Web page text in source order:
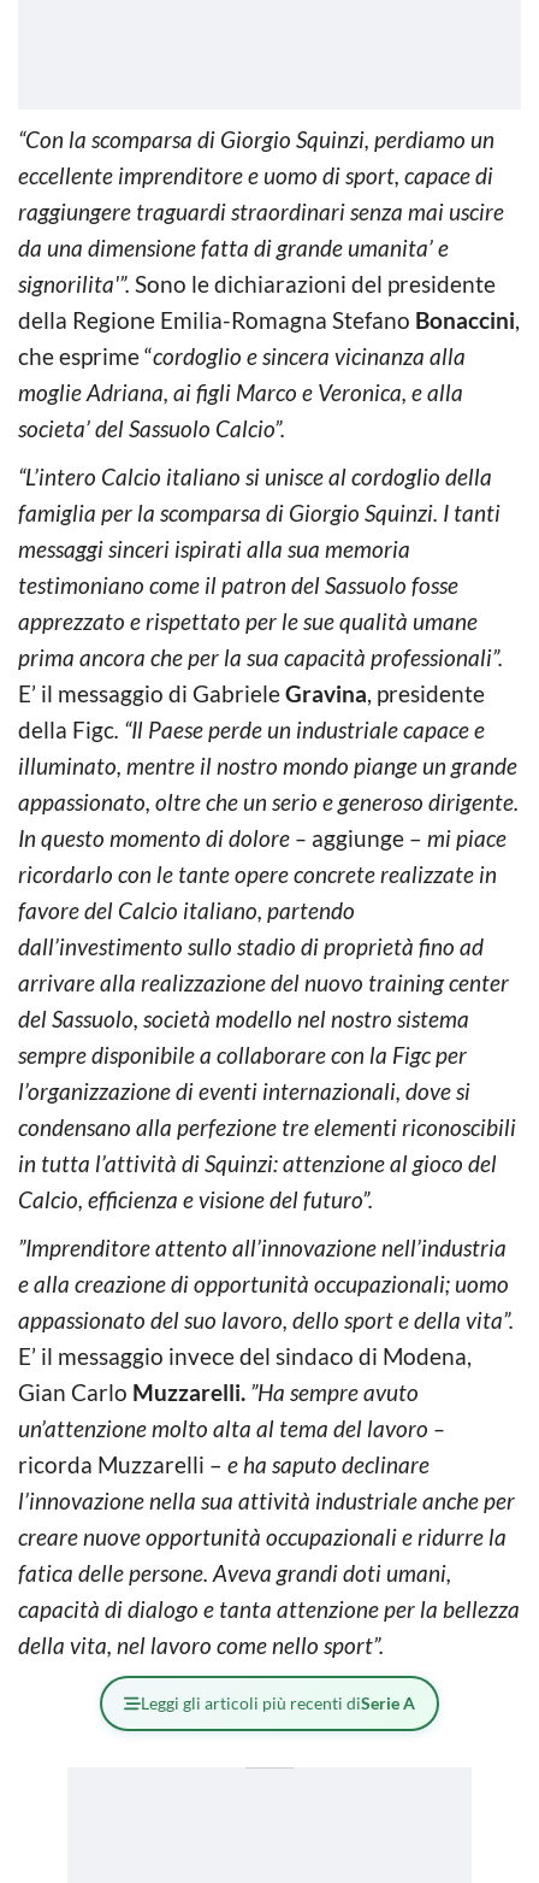
“Con la scomparsa di Giorgio Squinzi, perdiamo un
eccellente imprenditore e uomo di sport, capace di
raggiungere traguardi straordinari senza mai uscire
da una dimensione fatta di grande umanita’ e
signorilita'”. Sono le dichiarazioni del presidente
della Regione Emilia-Romagna Stefano Bonaccini,
che esprime “cordoglio e sincera vicinanza alla
moglie Adriana, ai figli Marco e Veronica, e alla
societa’ del Sassuolo Calcio”.
“L’intero Calcio italiano si unisce al cordoglio della
famiglia per la scomparsa di Giorgio Squinzi. I tanti
messaggi sinceri ispirati alla sua memoria
testimoniano come il patron del Sassuolo fosse
apprezzato e rispettato per le sue qualità umane
prima ancora che per la sua capacità professionali”.
E’ il messaggio di GabrieleGravina, presidente
della Figc. “Il Paese perde un industriale capace e
illuminato, mentre il nostro mondo piange un grande
appassionato, oltre che un serio e generoso dirigente.
In questo momento di dolore – aggiunge – mi piace
ricordarlo con le tante opere concrete realizzate in
favore del Calcio italiano, partendo
dall’investimento sullo stadio di proprietà fino ad
arrivare alla realizzazione del nuovo training center
del Sassuolo, società modello nel nostro sistema
sempre disponibile a collaborare con la Figc per
l’organizzazione di eventi internazionali, dove si
condensano alla perfezione tre elementi riconoscibili
in tutta l’attività di Squinzi: attenzione al gioco del
Calcio, efficienza e visione del futuro”.
”Imprenditore attento all’innovazione nell’industria
e alla creazione di opportunità occupazionali; uomo
appassionato del suo lavoro, dello sport e della vita”.
E’ il messaggio invece del sindaco di Modena,
Gian Carlo Muzzarelli. ”Ha sempre avuto
un’attenzione molto alta al tema del lavoro –
ricorda Muzzarelli – e ha saputo declinare
l’innovazione nella sua attività industriale anche per
creare nuove opportunità occupazionali e ridurre la
fatica delle persone. Aveva grandi doti umani,
capacità di dialogo e tanta attenzione per la bellezza
della vita, nel lavoro come nello sport”.
Leggi gli articoli più recenti diSerie A